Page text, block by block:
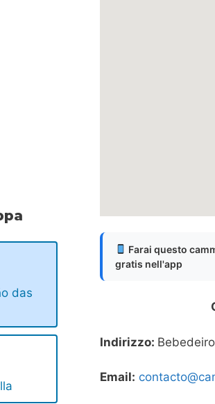
das
Farai questo
gratis nell'app
Indirizzo: Bebedeiro
Email: